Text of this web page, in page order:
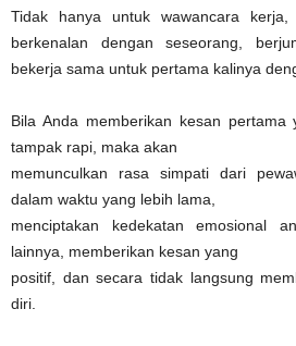
Tidak hanya untuk wawancara
berkenalan dengan seseorang,
bekerja sama untuk pertama kalinya
Bila Anda memberikan kesan
tampak rapi, maka akan
memunculkan rasa simpati dari
dalam waktu yang lebih lama,
menciptakan kedekatan emosional
lainnya, memberikan kesan yang
positif, dan secara tidak langsung
diri.